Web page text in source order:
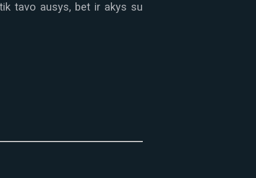
tavo ausys, bet ir akys su